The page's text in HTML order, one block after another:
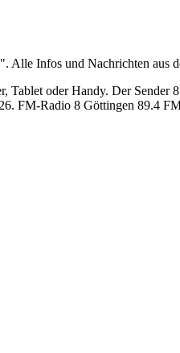
Infos und Nachrichten aus
Tablet oder Handy. Der
FM-Radio 8 Göttingen 89.4